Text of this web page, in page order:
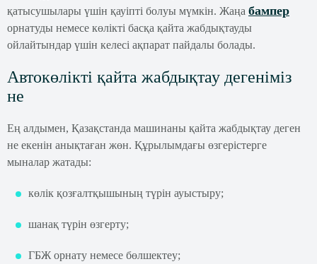
қатысушылары үшін қауіпті болуы мүмкін. Жаңа бампер
орнатуды немесе көлікті басқа қайта жабдықтауды
ойлайтындар үшін келесі ақпарат пайдалы болады.
Автокөлікті қайта жабдықтау дегеніміз
не
Ең алдымен, Қазақстанда машинаны қайта жабдықтау деген
не екенін анықтаған жөн. Құрылымдағы өзгерістерге
мыналар жатады:
көлік қозғалтқышының түрін ауыстыру;
шанақ түрін өзгерту;
ГБЖ орнату немесе бөлшектеу;